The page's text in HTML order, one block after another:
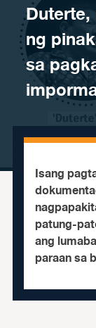
ng
sa
Isang
patung-
ang
paraan sa